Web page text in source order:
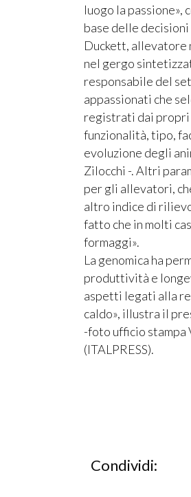
luogo la passione»,
base delle
Duckett, allevatore
nel gergo
responsabile del
appassionati che
registrati dai propri
funzionalità, tipo,
evoluzione degli
Zilocchi -. Altri
per gli allevatori,
altro indice di
fatto che in molti
formaggi».
La genomica ha
produttività e
aspetti legati alla
caldo», illustra il
-foto ufficio stampa
(ITALPRESS).
Condividi: